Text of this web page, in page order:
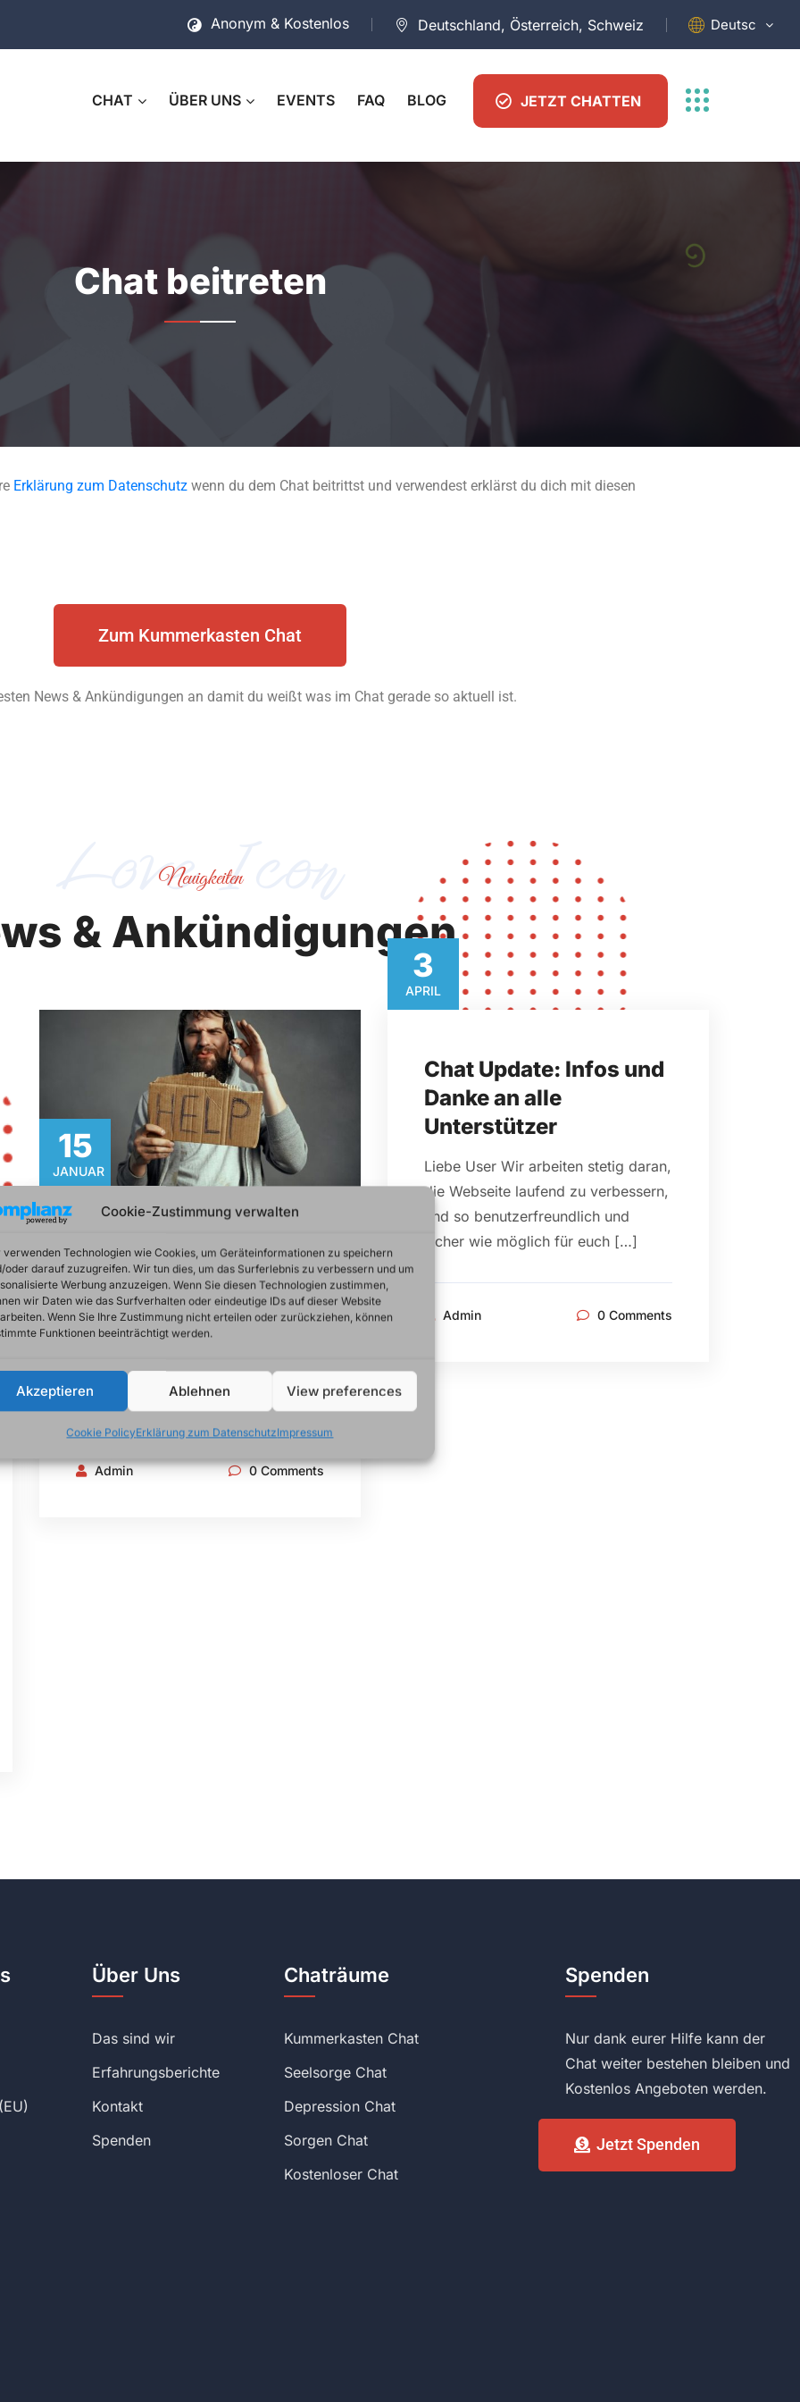
Cookie-Zustimmung verwalten
verwenden Technologien wie Cookies, um Geräteinformationen zu speichern
oder darauf zuzugreifen. Wir tun dies, um das Surferlebnis zu verbessern und um
Werbung anzuzeigen. Wenn Sie diesen Technologien zustimmen,
wir Daten wie das Surfverhalten oder eindeutige IDs auf dieser Website
Wenn Sie Ihre Zustimmung nicht erteilen oder zurückziehen, können
Funktionen beeinträchtigt werden.
Akzeptieren Ablehnen View preferences
Cookie PolicyErklärung zum DatenschutzImpressum
Anonym & Kostenlos Deutschland, Österreich, Schweiz Deutsch
CHAT ÜBER UNS EVENTS FAQ BLOG JETZT CHATTEN
Chat beitreten
Erklärung zum Datenschutz wenn du dem Chat beitrittst und verwendest erklärst du dich mit diesen
Zum Kummerkasten Chat
News & Ankündigungen an damit du weißt was im Chat gerade so aktuell ist.
Neuigkeiten
& Ankündigungen
15​
JANUAR​
Beratungs- und
Selbsthilfeanlaufstelle
n
Niemand sollte mit seinen Probleme
alleine sein.
Admin 0 Comments
3​
APRIL​
Chat Update: Infos und
Danke an alle
Unterstützer
Liebe User Wir arbeiten stetig daran,
die Webseite laufend zu verbessern,
und so benutzerfreundlich und
sicher wie möglich für euch […]
Admin 0 Comments
Über Uns
Das sind wir
Erfahrungsberichte
Kontakt
Spenden
Chaträume
Kummerkasten Chat
Seelsorge Chat
Depression Chat
Sorgen Chat
Kostenloser Chat
Spenden
Nur dank eurer Hilfe kann der
Chat weiter bestehen bleiben und
Kostenlos Angeboten werden.
Jetzt Spenden